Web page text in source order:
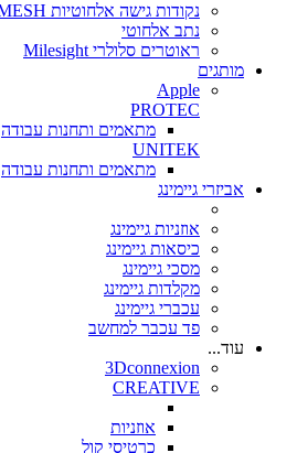
נקודות גישה אלחוטיות MESH
נתב אלחוטי
ראוטרים סלולרי Milesight
מותגים
Apple
PROTEC
מתאמים ותחנות עבודה
UNITEK
מתאמים ותחנות עבודה
אביזרי גיימינג
אוזניות גיימינג
כיסאות גיימינג
מסכי גיימינג
מקלדות גיימינג
עכברי גיימינג
פד עכבר למחשב
עוד...
3Dconnexion
CREATIVE
אוזניות
כרטיסי קול